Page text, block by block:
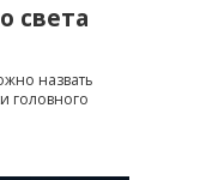
света
назвать
головного